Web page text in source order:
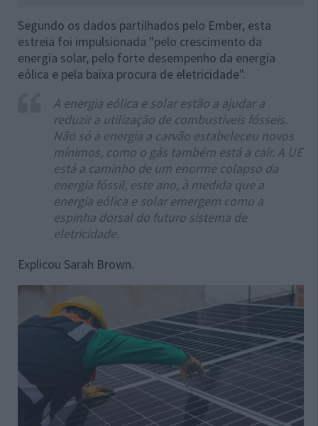
Segundo os dados partilhados pelo Ember, esta
estreia foi impulsionada "pelo crescimento da
energia solar, pelo forte desempenho da energia
eólica e pela baixa procura de eletricidade".
A energia eólica e solar estão a ajudar a
reduzir a utilização de combustíveis fósseis.
Não só a energia a carvão estabeleceu novos
mínimos, como o gás também está a cair. A UE
está a caminho de um enorme colapso da
energia fóssil, este ano, à medida que a
energia eólica e solar emergem como a
espinha dorsal do futuro sistema de
eletricidade.
Explicou Sarah Brown.